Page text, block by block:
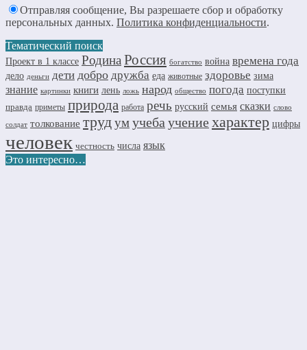
Отправляя сообщение, Вы разрешаете сбор и обработку
персональных данных. Политика конфиденциальности.
Тематический поиск
Проект в 1 классе Родина Россия богатство война времена года
дело деньги дети добро дружба еда животные здоровье зима
знание картинки книги лень ложь народ общество погода поступки
правда приметы природа работа речь русский семья сказки слово
солдат толкование трудумучеба учениехарактер цифры
человек честность числа язык
Это интересно…